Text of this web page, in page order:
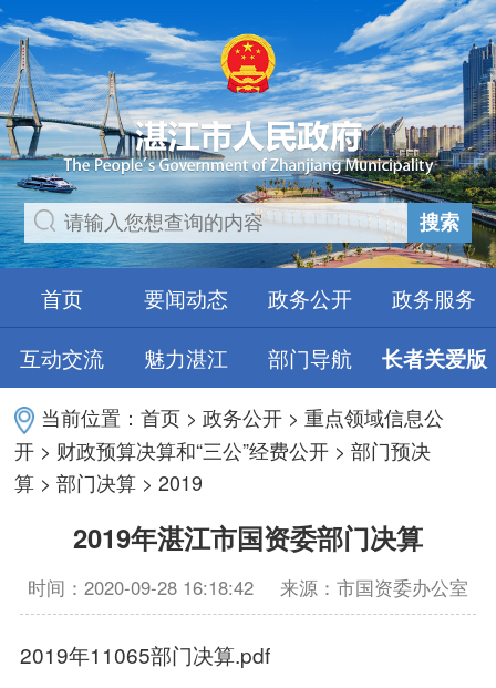
搜索
首页 要闻动态 政务公开
政务服务
互动交流
魅力湛江 部门导航 长者关爱版
当前位置：首页 >政务公开 >重点领域信息公
开 > 财政预算决算和“三公”经费公开 >部门预决
算 >部门决算 >2019
2019年湛江市国资委部门决算
时间：2020-09-28 16:18:42 来源：市国资委办公室
2019年11065部门决算.pdf